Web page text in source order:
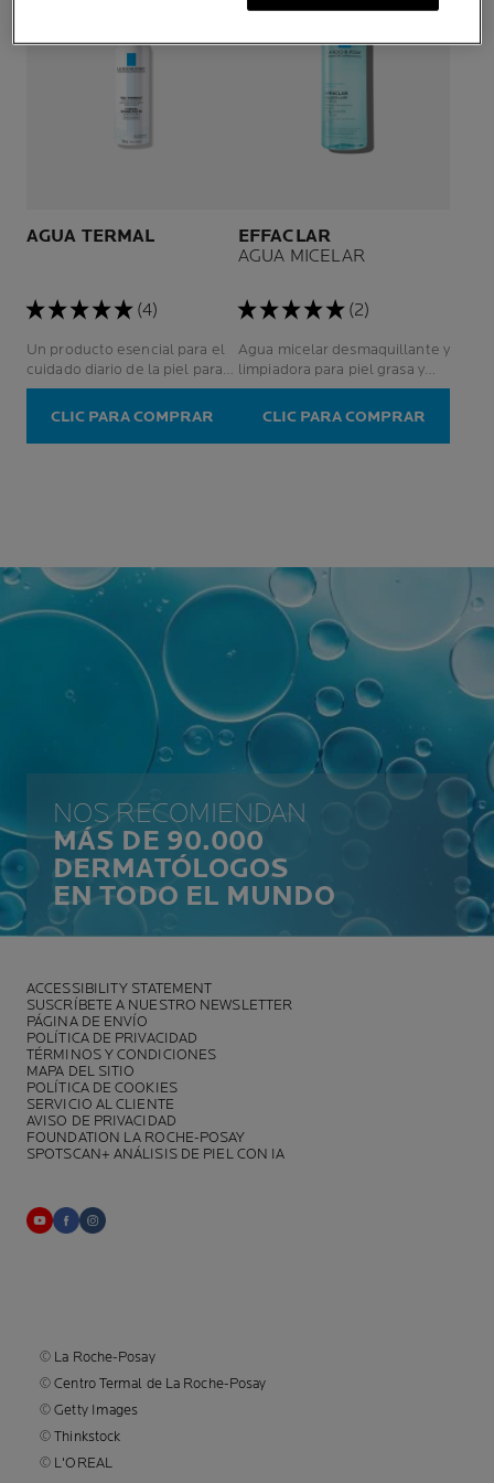
AGUA TERMAL
(4)
Un producto esencial para el
cuidado diario de la piel para
pieles sensibles, incluso para
las más frágiles: recién
embarazadas.
CLIC PARA COMPRAR
EFFACLAR
AGUA MICELAR
(2)
Agua micelar desmaquillante y
limpiadora para piel grasa y
sensible
CLIC PARA COMPRAR
NOS RECOMIENDAN
MÁS DE 90.000
DERMATÓLOGOS
EN TODO EL MUNDO
ACCESSIBILITY STATEMENT
SUSCRÍBETE A NUESTRO NEWSLETTER
PÁGINA DE ENVÍO
POLÍTICA DE PRIVACIDAD
TÉRMINOS Y CONDICIONES
MAPA DEL SITIO
POLÍTICA DE COOKIES
SERVICIO AL CLIENTE
AVISO DE PRIVACIDAD
FOUNDATION LA ROCHE-POSAY
SPOTSCAN+ ANÁLISIS DE PIEL CON IA
© La Roche-Posay
© Centro Termal de La Roche-Posay
© Getty Images
© Thinkstock
© L'OREAL